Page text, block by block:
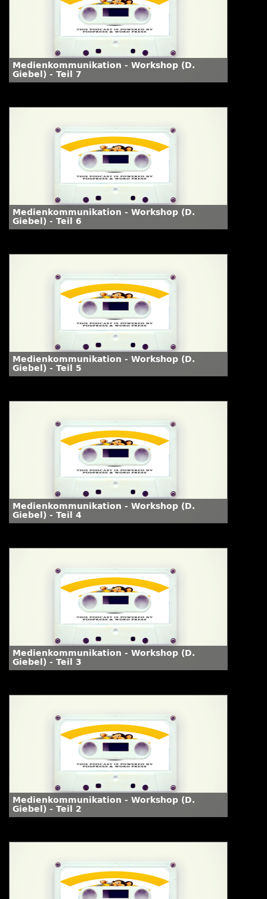
Medienkommunikation - Workshop (D.
Giebel) - Teil 7
Medienkommunikation - Workshop (D.
Giebel) - Teil 6
Medienkommunikation - Workshop (D.
Giebel) - Teil 5
Medienkommunikation - Workshop (D.
Giebel) - Teil 4
Medienkommunikation - Workshop (D.
Giebel) - Teil 3
Medienkommunikation - Workshop (D.
Giebel) - Teil 2